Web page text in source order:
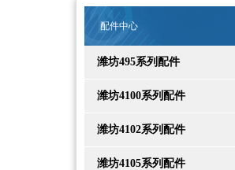
配件中心
潍坊495系列配件
潍坊4100系列配件
潍坊4102系列配件
潍坊4105系列配件